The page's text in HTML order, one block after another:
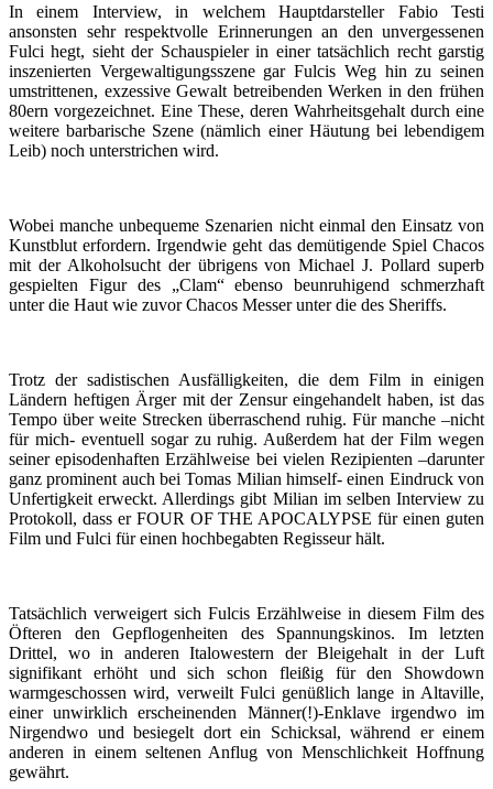
In einem Interview, in welchem Hauptdarsteller Fabio Testi
ansonsten sehr respektvolle Erinnerungen an den unvergessenen
Fulci hegt, sieht der Schauspieler in einer tatsächlich recht garstig
inszenierten Vergewaltigungsszene gar Fulcis Weg hin zu seinen
umstrittenen, exzessive Gewalt betreibenden Werken in den frühen
80ern vorgezeichnet. Eine These, deren Wahrheitsgehalt durch eine
weitere barbarische Szene (nämlich einer Häutung bei lebendigem
Leib) noch unterstrichen wird.
Wobei manche unbequeme Szenarien nicht einmal den Einsatz von
Kunstblut erfordern. Irgendwie geht das demütigende Spiel Chacos
mit der Alkoholsucht der übrigens von Michael J. Pollard superb
gespielten Figur des „Clam“ ebenso beunruhigend schmerzhaft
unter die Haut wie zuvor Chacos Messer unter die des Sheriffs.
Trotz der sadistischen Ausfälligkeiten, die dem Film in einigen
Ländern heftigen Ärger mit der Zensur eingehandelt haben, ist das
Tempo über weite Strecken überraschend ruhig. Für manche –nicht
für mich- eventuell sogar zu ruhig. Außerdem hat der Film wegen
seiner episodenhaften Erzählweise bei vielen Rezipienten –darunter
ganz prominent auch bei Tomas Milian himself- einen Eindruck von
Unfertigkeit erweckt. Allerdings gibt Milian im selben Interview zu
Protokoll, dass er FOUR OF THE APOCALYPSE für einen guten
Film und Fulci für einen hochbegabten Regisseur hält.
Tatsächlich verweigert sich Fulcis Erzählweise in diesem Film des
Öfteren den Gepflogenheiten des Spannungskinos. Im letzten
Drittel, wo in anderen Italowestern der Bleigehalt in der Luft
signifikant erhöht und sich schon fleißig für den Showdown
warmgeschossen wird, verweilt Fulci genüßlich lange in Altaville,
einer unwirklich erscheinenden Männer(!)-Enklave irgendwo im
Nirgendwo und besiegelt dort ein Schicksal, während er einem
anderen in einem seltenen Anflug von Menschlichkeit Hoffnung
gewährt.